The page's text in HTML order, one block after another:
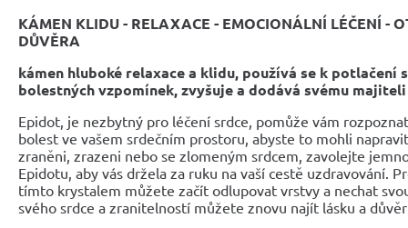
KÁMEN KLIDU - RELAXACE - EMOCIONÁLNÍ LÉČENÍ -
DŮVĚRA
kámen hluboké relaxace a klidu, používá se k potlačení
bolestných vzpomínek, zvyšuje a dodává svému
Epidot, je nezbytný pro léčení srdce, pomůže vám
bolest ve vašem srdečním prostoru, abyste to mohli
zraněni, zrazeni nebo se zlomeným srdcem, zavolejte
Epidotu, aby vás držela za ruku na vaší cestě uzdravování.
tímto krystalem můžete začít odlupovat vrstvy a nechat
svého srdce a zranitelností můžete znovu najít lásku a